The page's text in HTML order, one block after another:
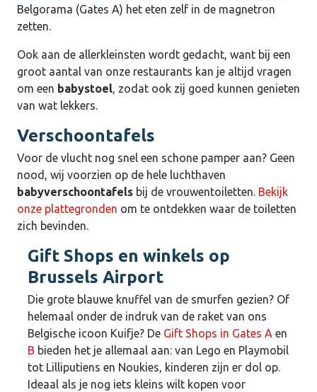
Belgorama (Gates A) het eten zelf in de magnetron
zetten.
Ook aan de allerkleinsten wordt gedacht, want bij een
groot aantal van onze restaurants kan je altijd vragen
om een babystoel, zodat ook zij goed kunnen genieten
van wat lekkers.
Verschoontafels
Voor de vlucht nog snel een schone pamper aan? Geen
nood, wij voorzien op de hele luchthaven
babyverschoontafels bij de vrouwentoiletten. Bekijk
onze plattegronden om te ontdekken waar de toiletten
zich bevinden.
Gift Shops en winkels op
Brussels Airport
Die grote blauwe knuffel van de smurfen gezien? Of
helemaal onder de indruk van de raket van ons
Belgische icoon Kuifje? De Gift Shops in Gates A en
B bieden het je allemaal aan: van Lego en Playmobil
tot Lilliputiens en Noukies, kinderen zijn er dol op.
Ideaal als je nog iets kleins wilt kopen voor